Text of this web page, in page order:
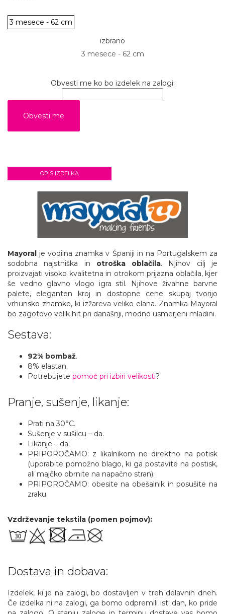
3 mesece - 62 cm
izbrano
3 mesece - 62 cm
Obvesti me ko bo izdelek na zalogi:
OPIS IZDELKA
Mayoral je vodilna znamka v Španiji in na Portugalskem za
sodobna najstniška in otroška oblačila. Njihov cilj je
proizvajati visoko kvalitetna in otrokom prijazna oblačila, kjer
še vedno glavno vlogo igra stil. Njihove živahne barvne
palete, eleganten kroj in dostopne cene skupaj tvorijo
vrhunsko znamko, ki izžareva veliko elana. Znamka Mayoral
bo zagotovo velik hit pri današnji, modno usmerjeni mladini.
Sestava:
92% bombaž.
8% elastan.
Potrebujete pomoč pri izbiri velikosti?
Pranje, sušenje, likanje:
Prati na 30°C.
Sušenje v sušilcu – da.
Likanje – da;
PRIPOROČAMO: z likalnikom ne direktno na potisk
(uporabite pomožno blago, ki ga postavite na postisk,
ali majčko obrnite na napačno stran).
PRIPOROČAMO: obesite na obešalnik in posušite na
zraku.
Vzdrževanje tekstila (pomen pojmov):
Dostava in dobava:
Izdelek, ki je na zalogi, bo dostavljen v treh delavnih dneh.
Če izdelka ni na zalogi, ga bomo odpremili isti dan, ko pride